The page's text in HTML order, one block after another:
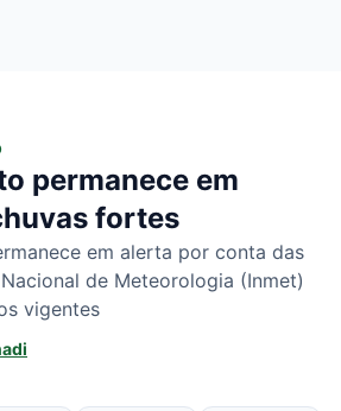
permanece em
fortes
em alerta por conta das
de Meteorologia (Inmet)
vigentes